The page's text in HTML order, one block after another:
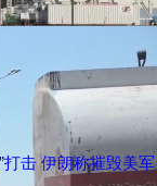
打击 伊朗称摧毁美军